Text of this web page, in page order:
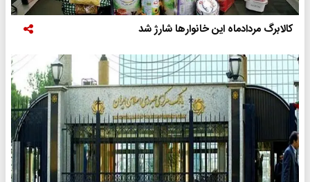
کالابرگ مردادماه این خانوارها شارژ شد